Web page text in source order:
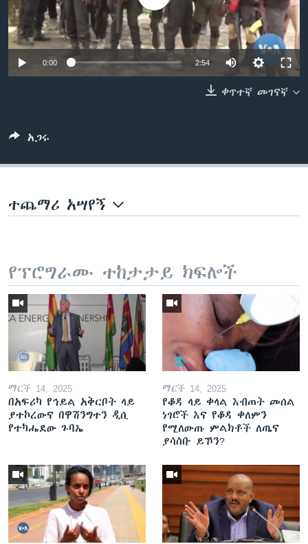
ቋንቋዎች
0:00 2:54
ቀጥተኛ መገናኛ
አጋሩ
ተጨማሪ አሣየኝ
የፕሮግራሙ ተከታታይ ክፍሎች
ማርች 14, 2025
በአፍሪካ የኅይል አቅርቦት ላይ
ያተኮረውና በዋሽንግተን ዲሲ
የተካሔደው ጉባኤ
ማርች 14, 2025
የቆዳ ላይ ቀላል እብጠት መሰል
ነገሮች እና የቆዳ ቀለምን
የሚለውጡ ምልክቶች ለጤና
ያሳስቡ ይኾን?